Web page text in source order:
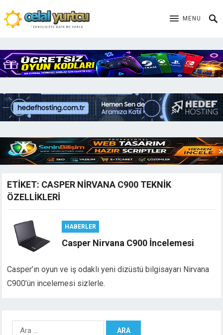
MENU
ETIKET: CASPER NIRVANA C900 TEKNIK
ÖZELLIKLERI
HABERLER
Casper Nirvana C900 İncelemesi
Casper’ın oyun ve iş odaklı yeni dizüstü bilgisayarı Nirvana
C900’ün incelemesi sizlerle.
Arama: